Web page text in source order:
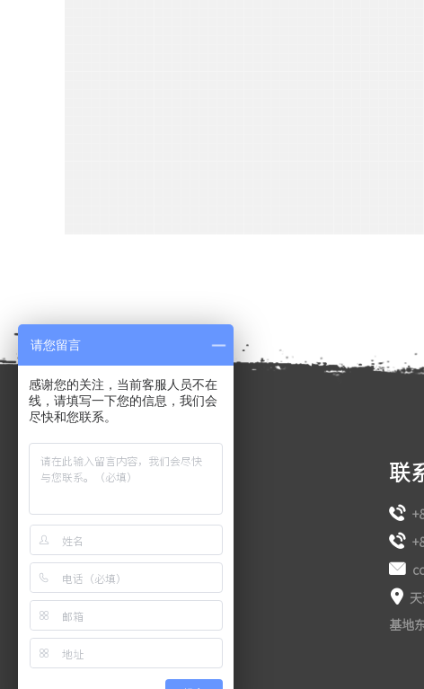
导航
首页
关于天易
主营业务
公司装备
新闻动态
行业趋势
联
基地
请您留言
感谢您的关注，当前客服人员不在
线，请填写一下您的信息，我们会
尽快和您联系。